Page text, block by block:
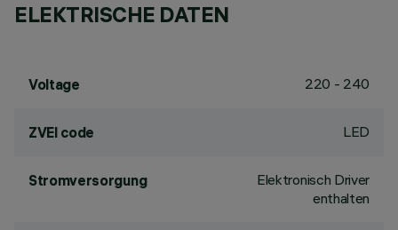
ELEKTRISCHE DATEN
Voltage 220 - 240
ZVEI code LED
Stromversorgung
Elektronisch Driver
enthalten